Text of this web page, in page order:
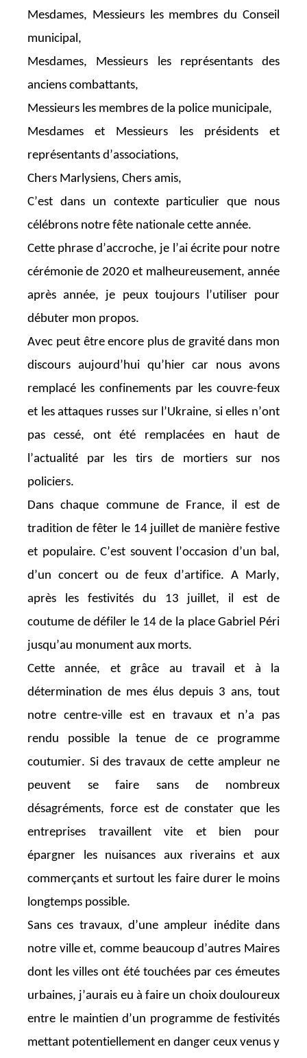
Mesdames, Messieurs les membres du Conseil
municipal,
Mesdames, Messieurs les représentants des
anciens combattants,
Messieurs les membres de la police municipale,
Mesdames et Messieurs les présidents et
représentants d’associations,
Chers Marlysiens, Chers amis,
C’est dans un contexte particulier que nous
célébrons notre fête nationale cette année.
Cette phrase d’accroche, je l’ai écrite pour notre
cérémonie de 2020 et malheureusement, année
après année, je peux toujours l’utiliser pour
débuter mon propos.
Avec peut être encore plus de gravité dans mon
discours aujourd’hui qu’hier car nous avons
remplacé les confinements par les couvre-feux
et les attaques russes sur l’Ukraine, si elles n’ont
pas cessé, ont été remplacées en haut de
l’actualité par les tirs de mortiers sur nos
policiers.
Dans chaque commune de France, il est de
tradition de fêter le 14 juillet de manière festive
et populaire. C’est souvent l’occasion d’un bal,
d’un concert ou de feux d’artifice. A Marly,
après les festivités du 13 juillet, il est de
coutume de défiler le 14 de la place Gabriel Péri
jusqu’au monument aux morts.
Cette année, et grâce au travail et à la
détermination de mes élus depuis 3 ans, tout
notre centre-ville est en travaux et n’a pas
rendu possible la tenue de ce programme
coutumier. Si des travaux de cette ampleur ne
peuvent se faire sans de nombreux
désagréments, force est de constater que les
entreprises travaillent vite et bien pour
épargner les nuisances aux riverains et aux
commerçants et surtout les faire durer le moins
longtemps possible.
Sans ces travaux, d’une ampleur inédite dans
notre ville et, comme beaucoup d’autres Maires
dont les villes ont été touchées par ces émeutes
urbaines, j’aurais eu à faire un choix douloureux
entre le maintien d’un programme de festivités
mettant potentiellement en danger ceux venus y